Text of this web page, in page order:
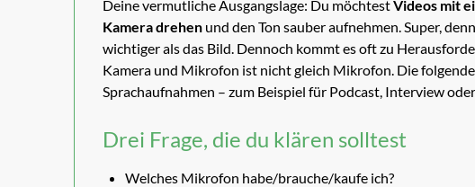
Deine vermutliche Ausgangslage: Du möchtestVideos mit
Kamera drehen und den Ton sauber aufnehmen. Super,
wichtiger als das Bild. Dennoch kommt es oft zu
Kamera und Mikrofon ist nicht gleich Mikrofon. Die
Sprachaufnahmen – zum Beispiel für Podcast, Interview
Drei Frage, die du klären solltest
Welches Mikrofon habe/brauche/kaufe ich?